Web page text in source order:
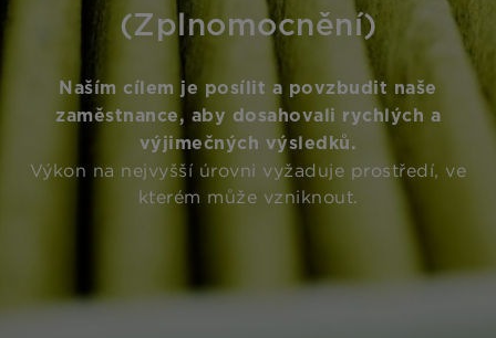
(Zplnomocnění)
Naším cílem je posílit a povzbudit naše
zaměstnance, aby dosahovali rychlých a
výjimečných výsledků.
Výkon na nejvyšší úrovni vyžaduje prostředí, ve
kterém může vzniknout.